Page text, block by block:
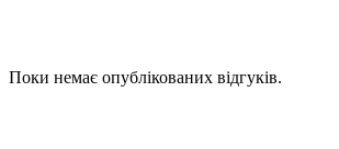
Поки немає опублікованих відгуків.